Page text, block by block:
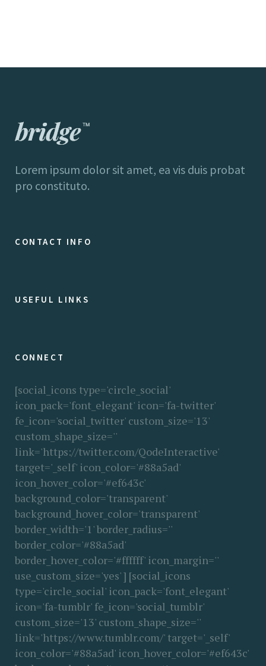
Lorem ipsum dolor sit amet, ea vis duis probat
pro constituto.
CONTACT INFO
USEFUL LINKS
CONNECT
[social_icons type='circle_social'
icon_pack='font_elegant' icon='fa-twitter'
fe_icon='social_twitter' custom_size='13'
custom_shape_size=''
link='https://twitter.com/QodeInteractive'
target='_self' icon_color='#88a5ad'
icon_hover_color='#ef643c'
background_color='transparent'
background_hover_color='transparent'
border_width='1' border_radius=''
border_color='#88a5ad'
border_hover_color='#ffffff' icon_margin=''
use_custom_size='yes' ] [social_icons
type='circle_social' icon_pack='font_elegant'
icon='fa-tumblr' fe_icon='social_tumblr'
custom_size='13' custom_shape_size=''
link='https://www.tumblr.com/' target='_self'
icon_color='#88a5ad' icon_hover_color='#ef643c'